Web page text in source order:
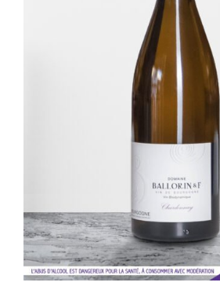
AJOUTER AU PANIER